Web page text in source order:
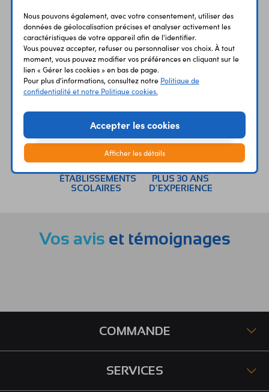
UNE QUESTION?
UN CONSEIL?
PAIEMENT
SÉCURISÉ
LIVRAISON
ÉTABLISSEMENTS
SCOLAIRES
PLUS 30 ANS
D’EXPERIENCE
Vos avis et témoignages
COMMANDE
SERVICES
Nous pouvons également, avec votre consentement, utiliser des
données de géolocalisation précises et analyser activement les
caractéristiques de votre appareil afin de l'identifier.
Vous pouvez accepter, refuser ou personnaliser vos choix. À tout
moment, vous pouvez modifier vos préférences en cliquant sur le
lien « Gérer les cookies » en bas de page.
Pour plus d'informations, consultez notre Politique de
confidentialité et notre Politique cookies.
Accepter les cookies
Afficher les détails